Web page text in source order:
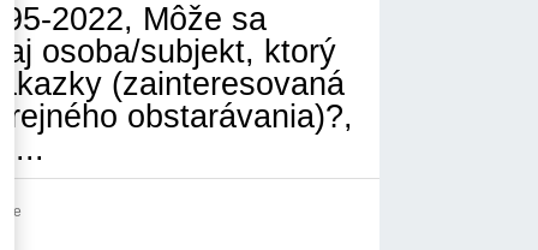
2022, Môže sa
osoba/subjekt, ktorý
(zainteresovaná
obstarávania)?,
...